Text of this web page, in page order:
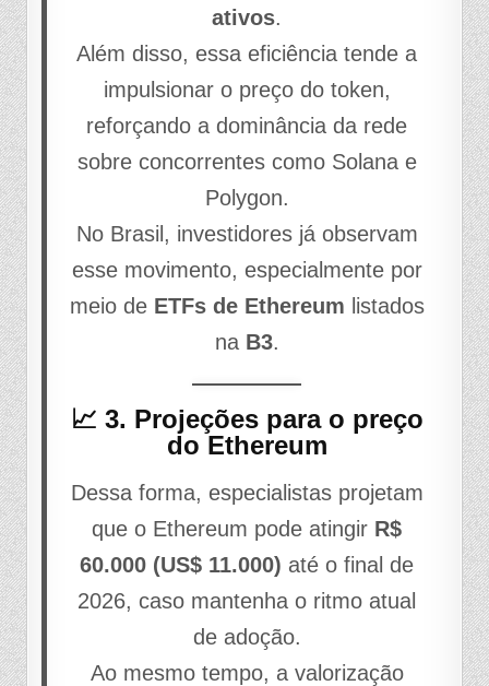
ativos.
Além disso, essa eficiência tende a
impulsionar o preço do token,
reforçando a dominância da rede
sobre concorrentes como Solana e
Polygon.
No Brasil, investidores já observam
esse movimento, especialmente por
meio de ETFs de Ethereum listados
na B3.
📈 3. Projeções para o preço
do Ethereum
Dessa forma, especialistas projetam
que o Ethereum pode atingir R$
60.000 (US$ 11.000) até o final de
2026, caso mantenha o ritmo atual
de adoção.
Ao mesmo tempo, a valorização